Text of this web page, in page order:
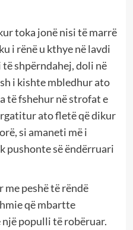
toka jonë nisi të marrë
i rënë u kthye në lavdi
shpërndahej, doli në
i kishte mbledhur ato
të fshehur në strofat e
ato fletë që dikur
si amaneti më i
pushonte së ëndërruari
me peshë të rëndë
që mbartte
populli të robëruar.